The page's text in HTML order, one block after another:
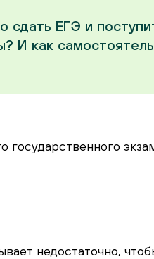
сдать ЕГЭ и
И как
государственного
недостаточно,